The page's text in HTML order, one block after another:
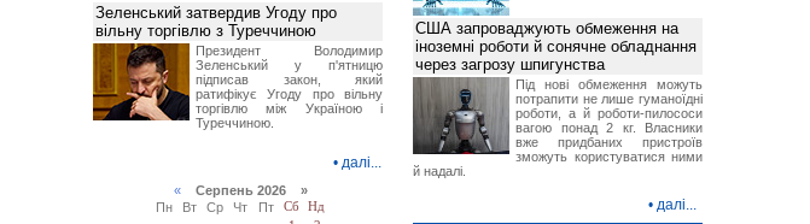
Зеленський затвердив Угоду про
вільну торгівлю з Туреччиною
Президент Володимир
Зеленський у п'ятницю
підписав закон, який
ратифікує Угоду про вільну
торгівлю між Україною і
Туреччиною.
• далі...
«Серпень 2026 »
Пн
Вт Ср Чт Пт Сб
Нд
США запроваджують обмеження на
іноземні роботи й сонячне обладнання
через загрозу шпигунства
Під нові обмеження можуть
потрапити не лише гуманоїдні
роботи, а й роботи-пилососи
вагою понад 2 кг. Власники
вже придбаних пристроїв
зможуть користуватися ними
й надалі.
• далі...